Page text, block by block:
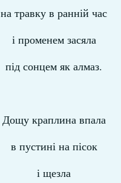
на травку в ранній час
і променем засяла
під сонцем як алмаз.
Дощу краплина впала
в пустині на пісок
і щезла